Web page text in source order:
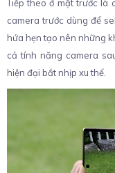
Tiếp theo ở mặt trước
camera trước dùng để
hứa hẹn tạo nên những
cả tính năng camera
hiện đại bắt nhịp xu thế.